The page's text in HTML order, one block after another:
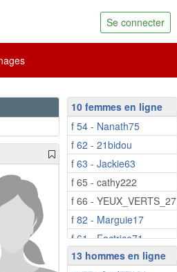
Se connecter
10 femmes en ligne
f 54 - Nanath75
f 62 - 21bidou
f 63 - Jackie63
f 65 - cathy222
f 66 - YEUX_VERTS_27
f 82 - Marguie17
f 61 - Factrice71
f 66 - BELLISA
13 hommes en ligne